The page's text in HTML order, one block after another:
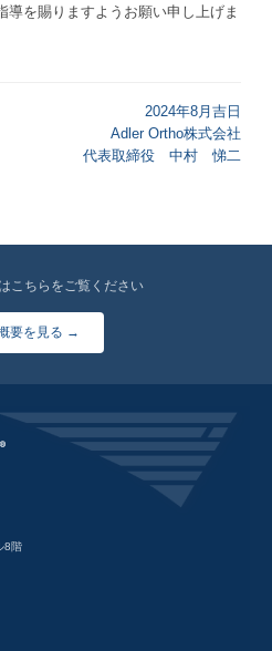
を賜りますようお願い申し上げま
2024年8月吉日
Adler Ortho株式会社
代表取締役 中村 悌二
こちらをご覧ください
要を見る →
8階